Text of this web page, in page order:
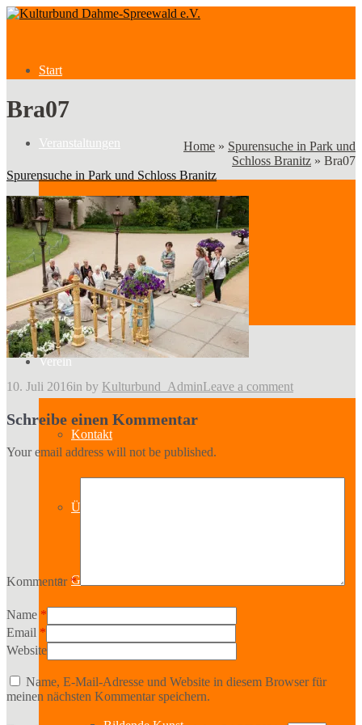
Start
Veranstaltungen
Veranstaltungen
Kategorien
Verein
Kontakt
Über uns
Geschichte
Bra07
Home » Spurensuche in Park und
Schloss Branitz » Bra07
Spurensuche in Park und Schloss Branitz
10. Juli 2016in by Kulturbund_AdminLeave a comment
Schreibe einen Kommentar
Your email address will not be published.
Kommentar *
Name *
Email *
Website
Name, E-Mail-Adresse und Website in diesem Browser für
meinen nächsten Kommentar speichern.